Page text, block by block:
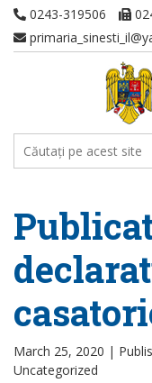
0243-319506
March 25, 2020 |
Uncategorized